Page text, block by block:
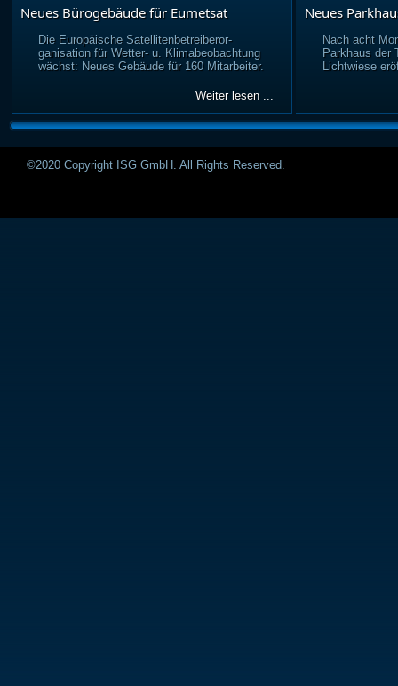
Neues Bürogebäude für Eumetsat
Die Europäische Satellitenbetreiberor-
ganisation für Wetter- u. Klimabeobachtung
wächst: Neues Gebäude für 160 Mitarbeiter.
Weiter lesen ...
Neues
Nach acht
Parkhaus der
Lichtwiese
©2020 Copyright ISG GmbH. All Rights Reserved.